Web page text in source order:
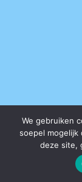
We gebruiken
soepel mogelijk
deze site,